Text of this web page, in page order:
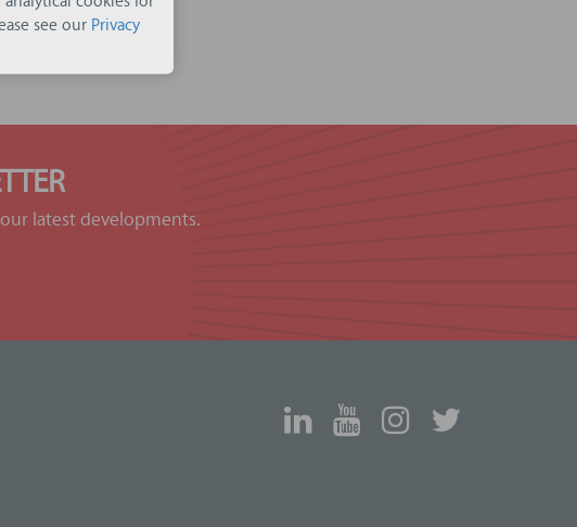
latest developments.
see our Privacy